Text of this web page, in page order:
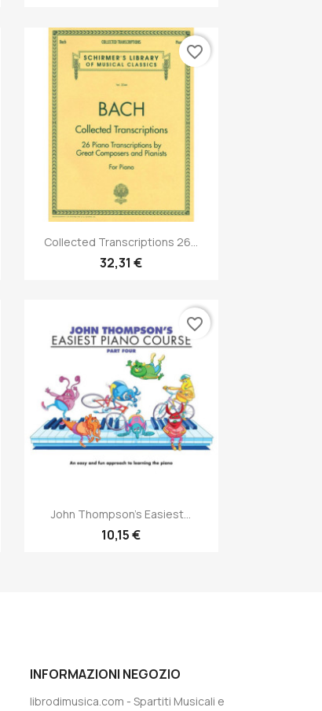
Anteprima
Collected Transcriptions 26...
32,31 €
favorite_border
Anteprima
John Thompson's Easiest...
10,15 €
favorite_border
INFORMAZIONI NEGOZIO
librodimusica.com - Spartiti Musicali e